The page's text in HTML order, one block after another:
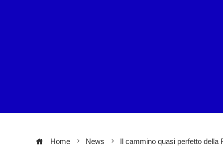
Home News Il cammino quasi perfetto della